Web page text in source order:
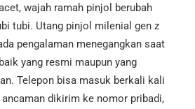
wajah ramah pinjol berubah
tubi. Utang pinjol milenial gen z
pengalaman menegangkan saat
yang resmi maupun yang
Telepon bisa masuk berkali kali
dikirim ke nomor pribadi,